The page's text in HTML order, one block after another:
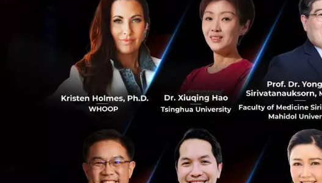
0
ณ ปัจจุบัน Foodpanda และ
โดยเฉพาะอย่างยิ่งในอินเดี
อย่างรวดเร็ว เป็นผลให้องค์
สั่งอาหารออนไลน์ก็จะได้รับ
ที่มา :e27
News Startup Investment